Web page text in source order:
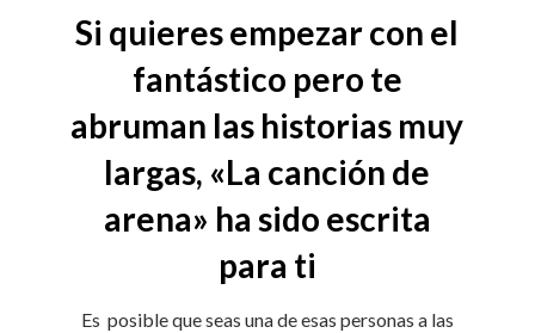
Si quieres empezar con el
fantástico pero te
abruman las historias muy
largas, «La canción de
arena» ha sido escrita
para ti
Es posible que seas una de esas personas a las